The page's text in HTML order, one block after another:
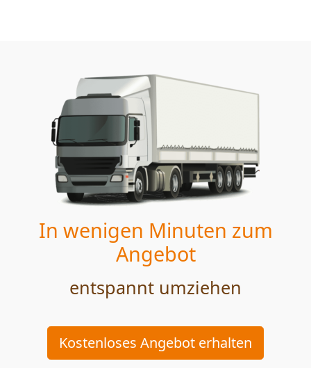
In wenigen Minuten zum
Angebot
entspannt umziehen
Kostenloses Angebot erhalten